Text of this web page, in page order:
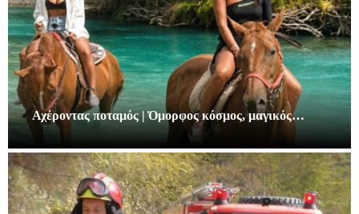
Αχέροντας ποταμός | Όμορφος κόσμος, μαγικός…